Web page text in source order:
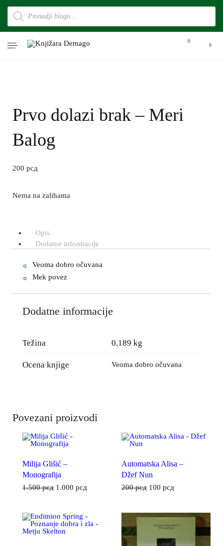
0
0
Prvo dolazi brak – Meri
Balog
200 рсд
Nema na zalihama
Opis
Dodatne informacije
Veoma dobro očuvana
Mek povez
Dodatne informacije
Težina 0,189 kg
Ocena knjige Veoma dobro očuvana
Povezani proizvodi
Milija Glišić –
Monografija
1.500рсд 1.000 рсд
Automatska Alisa –
Džef Nun
200рсд 100 рсд